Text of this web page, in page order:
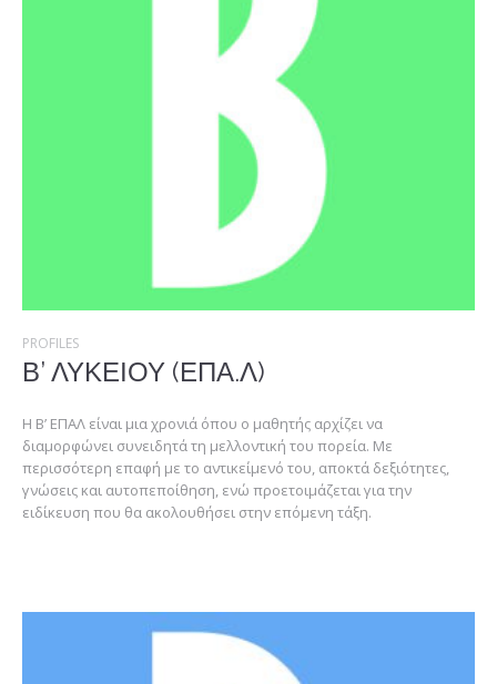
PROFILES
Β’ ΛΥΚΕΙΟΥ (ΕΠΑ.Λ)
Η Β’ ΕΠΑΛ είναι μια χρονιά όπου ο μαθητής αρχίζει να
διαμορφώνει συνειδητά τη μελλοντική του πορεία. Με
περισσότερη επαφή με το αντικείμενό του, αποκτά δεξιότητες,
γνώσεις και αυτοπεποίθηση, ενώ προετοιμάζεται για την
ειδίκευση που θα ακολουθήσει στην επόμενη τάξη.